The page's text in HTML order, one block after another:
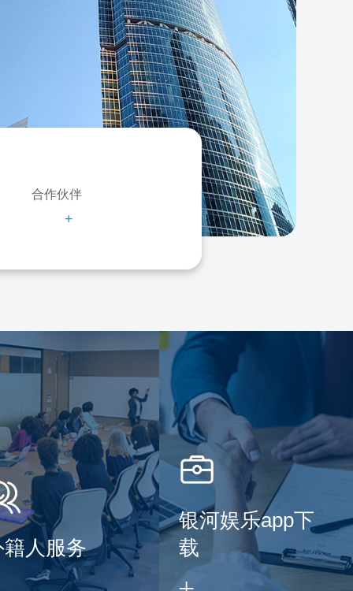
合作伙伴
+
籍人服务
银河娱乐app下
载